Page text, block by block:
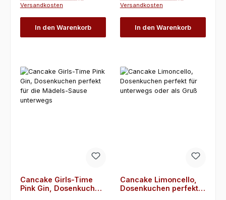
Versandkosten
In den Warenkorb
Versandkosten
In den Warenkorb
Cancake Girls-Time
Pink Gin, Dosenkuchen
Cancake Limoncello,
Dosenkuchen perfekt